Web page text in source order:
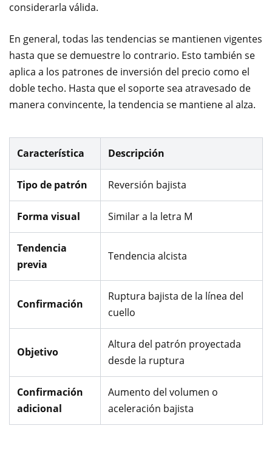
considerarla válida.
En general, todas las tendencias se mantienen vigentes
hasta que se demuestre lo contrario. Esto también se
aplica a los patrones de inversión del precio como el
doble techo. Hasta que el soporte sea atravesado de
manera convincente, la tendencia se mantiene al alza.
Característica Descripción
Tipo de patrón Reversión bajista
Forma visual Similar a la letra M
Tendencia
previa
Tendencia alcista
Confirmación
Ruptura bajista de la línea del
cuello
Objetivo
Altura del patrón proyectada
desde la ruptura
Confirmación
adicional
Aumento del volumen o
aceleración bajista